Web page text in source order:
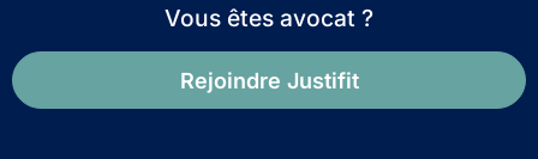
Vous êtes avocat ?
Rejoindre Justifit